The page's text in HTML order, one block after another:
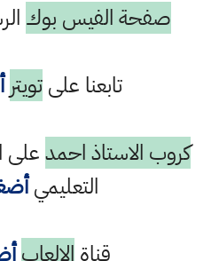
صفحة الفيس بوك
تابعنا علىتويتر
كروب الاستاذ احمدعلى
التعليمي
قناة الالعاب